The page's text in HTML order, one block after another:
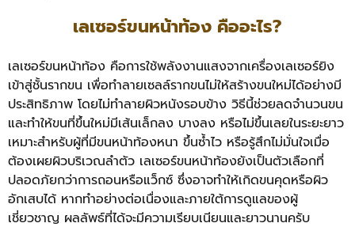
เลเซอร์ขนหน้าท้อง คืออะไร?
เลเซอร์ขนหน้าท้อง คือการใช้พลังงานแสงจากเครื่องเลเซอร์ยิง
เข้าสู่ชั้นรากขน เพื่อทำลายเซลล์รากขนไม่ให้สร้างขนใหม่ได้อย่างมี
ประสิทธิภาพ โดยไม่ทำลายผิวหนังรอบข้าง วิธีนี้ช่วยลดจำนวนขน
และทำให้ขนที่ขึ้นใหม่มีเส้นเล็กลง บางลง หรือไม่ขึ้นเลยในระยะยาว
เหมาะสำหรับผู้ที่มีขนหน้าท้องหนา ขึ้นซ้ำไว หรือรู้สึกไม่มั่นใจเมื่อ
ต้องเผยผิวบริเวณลำตัว เลเซอร์ขนหน้าท้องยังเป็นตัวเลือกที่
ปลอดภัยกว่าการถอนหรือแว็กซ์ ซึ่งอาจทำให้เกิดขนคุดหรือผิว
อักเสบได้ หากทำอย่างต่อเนื่องและภายใต้การดูแลของผู้
เชี่ยวชาญ ผลลัพธ์ที่ได้จะมีความเรียบเนียนและยาวนานครับ